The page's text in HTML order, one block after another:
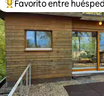
De los mejores en
Favorito entre